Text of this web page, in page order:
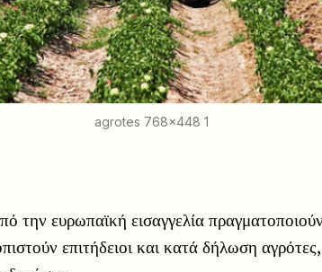
agrotes 768x448 1
την ευρωπαϊκή εισαγγελία
επιτήδειοι και κατά δήλωση